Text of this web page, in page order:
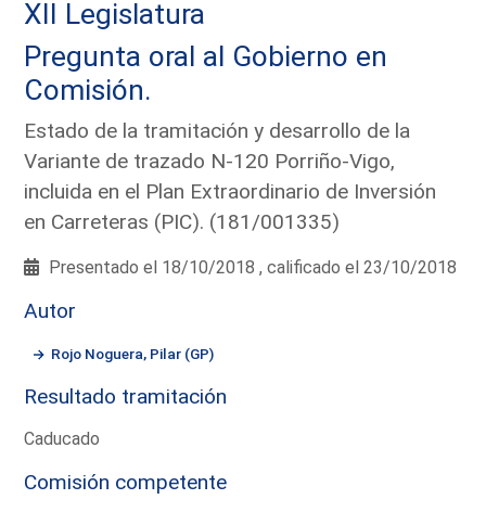
XII Legislatura
Pregunta oral al Gobierno en
Comisión.
Estado de la tramitación y desarrollo de la
Variante de trazado N-120 Porriño-Vigo,
incluida en el Plan Extraordinario de Inversión
en Carreteras (PIC). (181/001335)
Presentado el 18/10/2018 , calificado el 23/10/2018
Autor
Rojo Noguera, Pilar (GP)
Resultado tramitación
Caducado
Comisión competente